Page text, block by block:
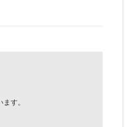
す。